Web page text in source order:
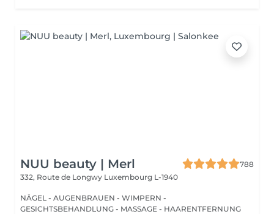
NUU beauty | Merl
788
332, Route de Longwy Luxembourg L-1940
NÄGEL - AUGENBRAUEN - WIMPERN -
GESICHTSBEHANDLUNG - MASSAGE - HAARENTFERNUNG